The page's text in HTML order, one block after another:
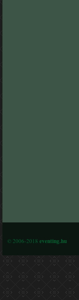
© 2006-2018 eventing.hu